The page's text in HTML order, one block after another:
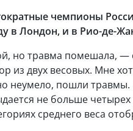
чемпионы
в Лондон, и в Рио-де-
но травма помешала,
двух весовых. Мне
неумело, пошли
не больше
среднего веса